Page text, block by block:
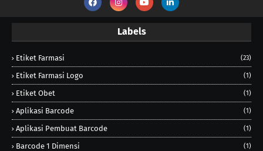
Labels
Etiket Farmasi (23)
Etiket Farmasi Logo (1)
Etiket Obet (1)
Aplikasi Barcode (1)
Aplikasi Pembuat Barcode (1)
Barcode 1 Dimensi (1)